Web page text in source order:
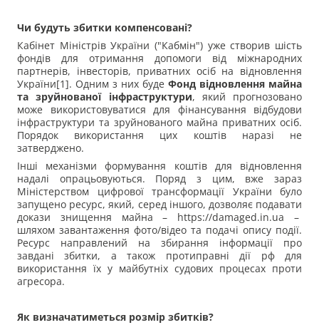
Чи будуть збитки компенсовані?
Кабінет Міністрів України ("Кабмін") уже створив шість
фондів для отримання допомоги від міжнародних
партнерів, інвесторів, приватних осіб на відновлення
України[1]. Одним з них буде Фонд відновлення майна
та зруйнованої інфраструктури, який прогнозовано
може використовуватися для фінансування відбудови
інфраструктури та зруйнованого майна приватних осіб.
Порядок використання цих коштів наразі не
затверджено.
Інші механізми формування коштів для відновлення
надалі опрацьовуються. Поряд з цим, вже зараз
Міністерством цифрової трансформації України було
запущено ресурс, який, серед іншого, дозволяє подавати
докази знищення майна – https://damaged.in.ua –
шляхом завантаження фото/відео та подачі опису події.
Ресурс направлений на збирання інформації про
завдані збитки, а також протиправні дії рф для
використання їх у майбутніх судових процесах проти
агресора.
Як визначатиметься розмір збитків?